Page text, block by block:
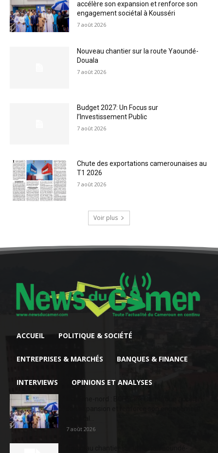
accélère son expansion et renforce son
engagement sociétal à Kousséri
7 août 2026
Nouveau chantier sur la route Yaoundé-
Douala
7 août 2026
Budget 2027: Un Focus sur
l’Investissement Public
7 août 2026
Chute des exportations camerounaises au
T1 2026
7 août 2026
Voir plus
ACCUEIL POLITIQUE & SOCIÉTÉ
ENTREPRISES & MARCHÉS BANQUES & FINANCE
INTERVIEWS OPINIONS ET ANALYSES
7 août 2026